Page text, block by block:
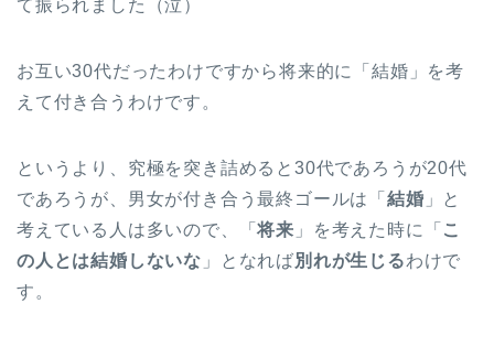
て振られました（泣）
お互い30代だったわけですから将来的に「結婚」を考
えて付き合うわけです。
というより、究極を突き詰めると30代であろうが20代
であろうが、男女が付き合う最終ゴールは「 結婚 」と
考えている人は多いので、「将来 」を考えた時に「 こ
の人とは結婚しないな 」となれば別れが生じるわけで
す。